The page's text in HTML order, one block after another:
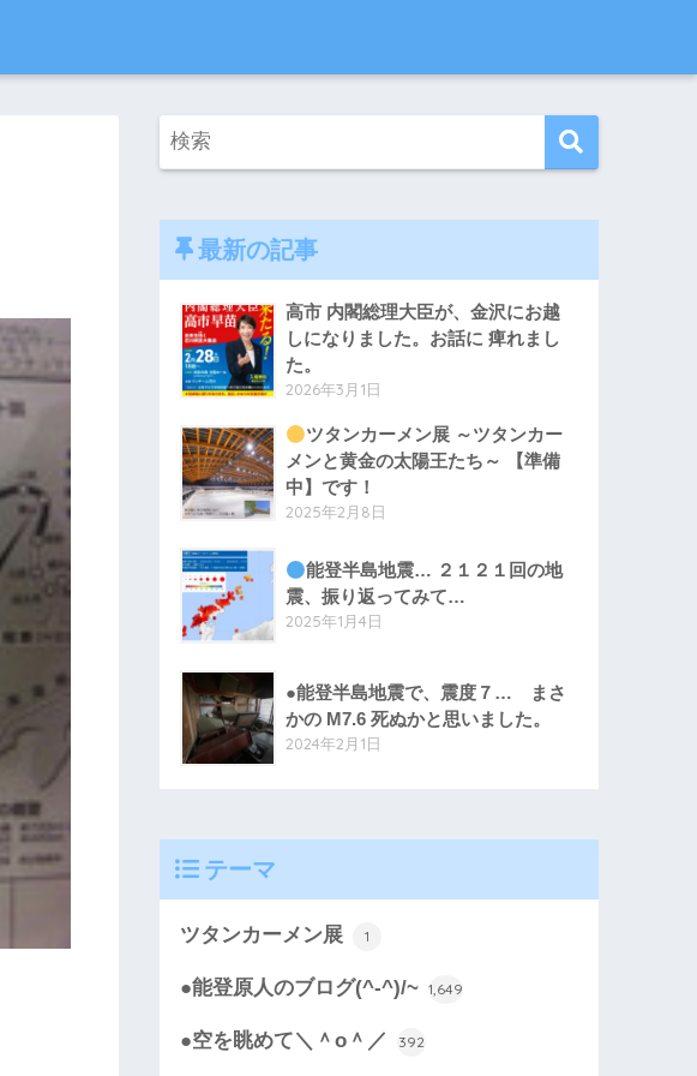
最新の記事
高市 内閣総理大臣が、金沢にお越
しになりました。お話に 痺れまし
た。
2026年3月1日
ツタンカーメン展 ～ツタンカー
メンと黄金の太陽王たち～ 【準備
中】です！
2025年2月8日
能登半島地震… ２１２１回の地
震、振り返ってみて…
2025年1月4日
●能登半島地震で、震度７… まさ
かの M7.6 死ぬかと思いました。
2024年2月1日
テーマ
ツタンカーメン展 1
●能登原人のブログ(^-^)/~ 1,649
●空を眺めて＼＾o＾／ 392